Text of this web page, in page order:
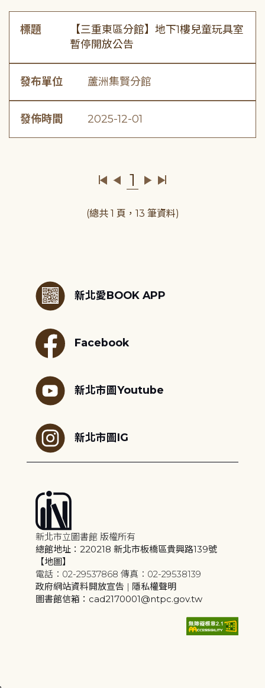
標題
【三重東區分館】地下1樓兒童玩具室
暫停開放公告
發布單位 蘆洲集賢分館
發佈時間 2025-12-01
1
(總共 1 頁，13 筆資料)
新北愛BOOK APP
Facebook
新北市圖Youtube
新北市圖IG
新北市立圖書館 版權所有
總館地址：220218 新北市板橋區貴興路139號
【地圖】
電話：02-29537868 傳真：02-29538139
政府網站資料開放宣告 | 隱私權聲明
圖書館信箱：cad2170001@ntpc.gov.tw